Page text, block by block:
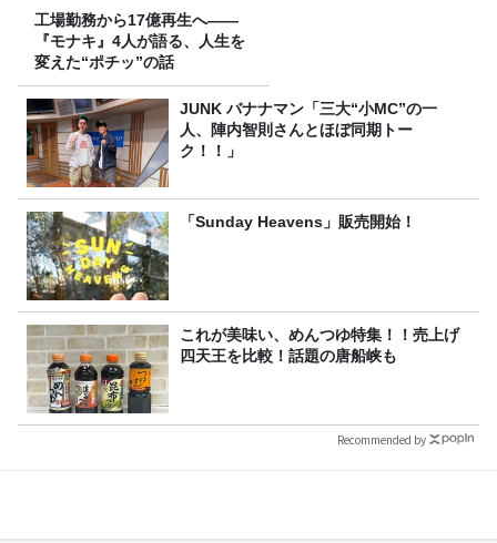
工場勤務から17億再生へ——
『モナキ』4人が語る、人生を
変えた“ポチッ”の話
JUNK バナナマン「三大“小MC”の一
人、陣内智則さんとほぼ同期トー
ク！！」
「Sunday Heavens」販売開始！
これが美味い、めんつゆ特集！！売上げ
四天王を比較！話題の唐船峡も
Recommended by